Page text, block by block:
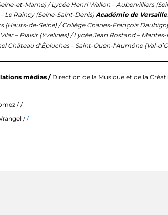
et-Marne) / Lycée Henri Wallon – Aubervilliers
Le Raincy (Seine-Saint-Denis) Académie de
(Hauts-de-Seine) / Collège Charles-François
– Plaisir (Yvelines) / Lycée Jean Rostand –
Château d’Épluches – Saint-Ouen-l’Aumône (Val-
médias / Direction de la Musique et de la
/ /
//